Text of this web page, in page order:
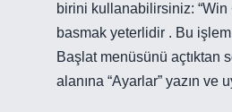
birini kullanabilirsiniz: “Win
basmak yeterlidir . Bu işlem
Başlat menüsünü açtıktan
alanına “Ayarlar” yazın ve